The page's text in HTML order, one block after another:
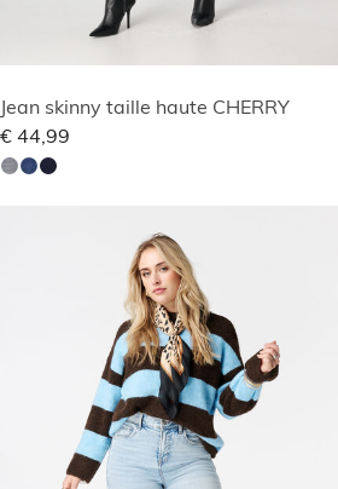
Jean skinny taille haute CHERRY
€ 44,99